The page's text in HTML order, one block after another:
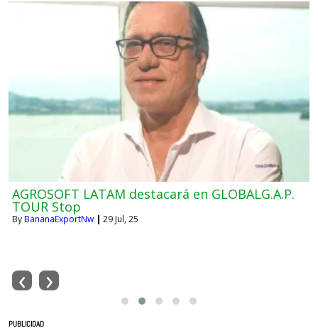
GREMIOS LEVANTAN INFORMACIÓN CRITICA DE
MOKO ANTE AVANCE INCONTENIBLE DE
ENFERMEDAD BACTERIANA
‹ ›
PUBLICIDAD